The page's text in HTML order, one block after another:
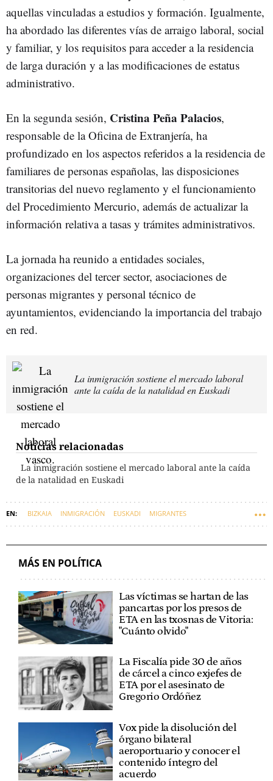
aquellas vinculadas a estudios y formación. Igualmente,
ha abordado las diferentes vías de arraigo laboral, social
y familiar, y los requisitos para acceder a la residencia
de larga duración y a las modificaciones de estatus
administrativo.
En la segunda sesión, Cristina Peña Palacios,
responsable de la Oficina de Extranjería, ha
profundizado en los aspectos referidos a la residencia de
familiares de personas españolas, las disposiciones
transitorias del nuevo reglamento y el funcionamiento
del Procedimiento Mercurio, además de actualizar la
información relativa a tasas y trámites administrativos.
La jornada ha reunido a entidades sociales,
organizaciones del tercer sector, asociaciones de
personas migrantes y personal técnico de
ayuntamientos, evidenciando la importancia del trabajo
en red.
La inmigración sostiene el mercado laboral
ante la caída de la natalidad en Euskadi
Noticias relacionadas
La inmigración sostiene el mercado laboral ante la caída
de la natalidad en Euskadi
BIZKAIA INMIGRACIÓN EUSKADI MIGRANTES
MÁS EN POLÍTICA
Las víctimas se hartan de las
pancartas por los presos de
ETA en las txosnas de Vitoria:
"Cuánto olvido"
La Fiscalía pide 30 de años
de cárcel a cinco exjefes de
ETA por el asesinato de
Gregorio Ordóñez
Vox pide la disolución del
órgano bilateral
aeroportuario y conocer el
contenido íntegro del
acuerdo